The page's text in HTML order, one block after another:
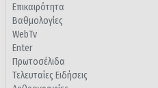
Επικαιρότητα
Βαθμολογίες
WebTv
Enter
Πρωτοσέλιδα
Τελευταίες Ειδήσεις